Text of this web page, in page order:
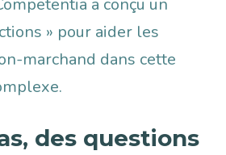
a conçu un
» pour aider les
marchand dans cette
des questions